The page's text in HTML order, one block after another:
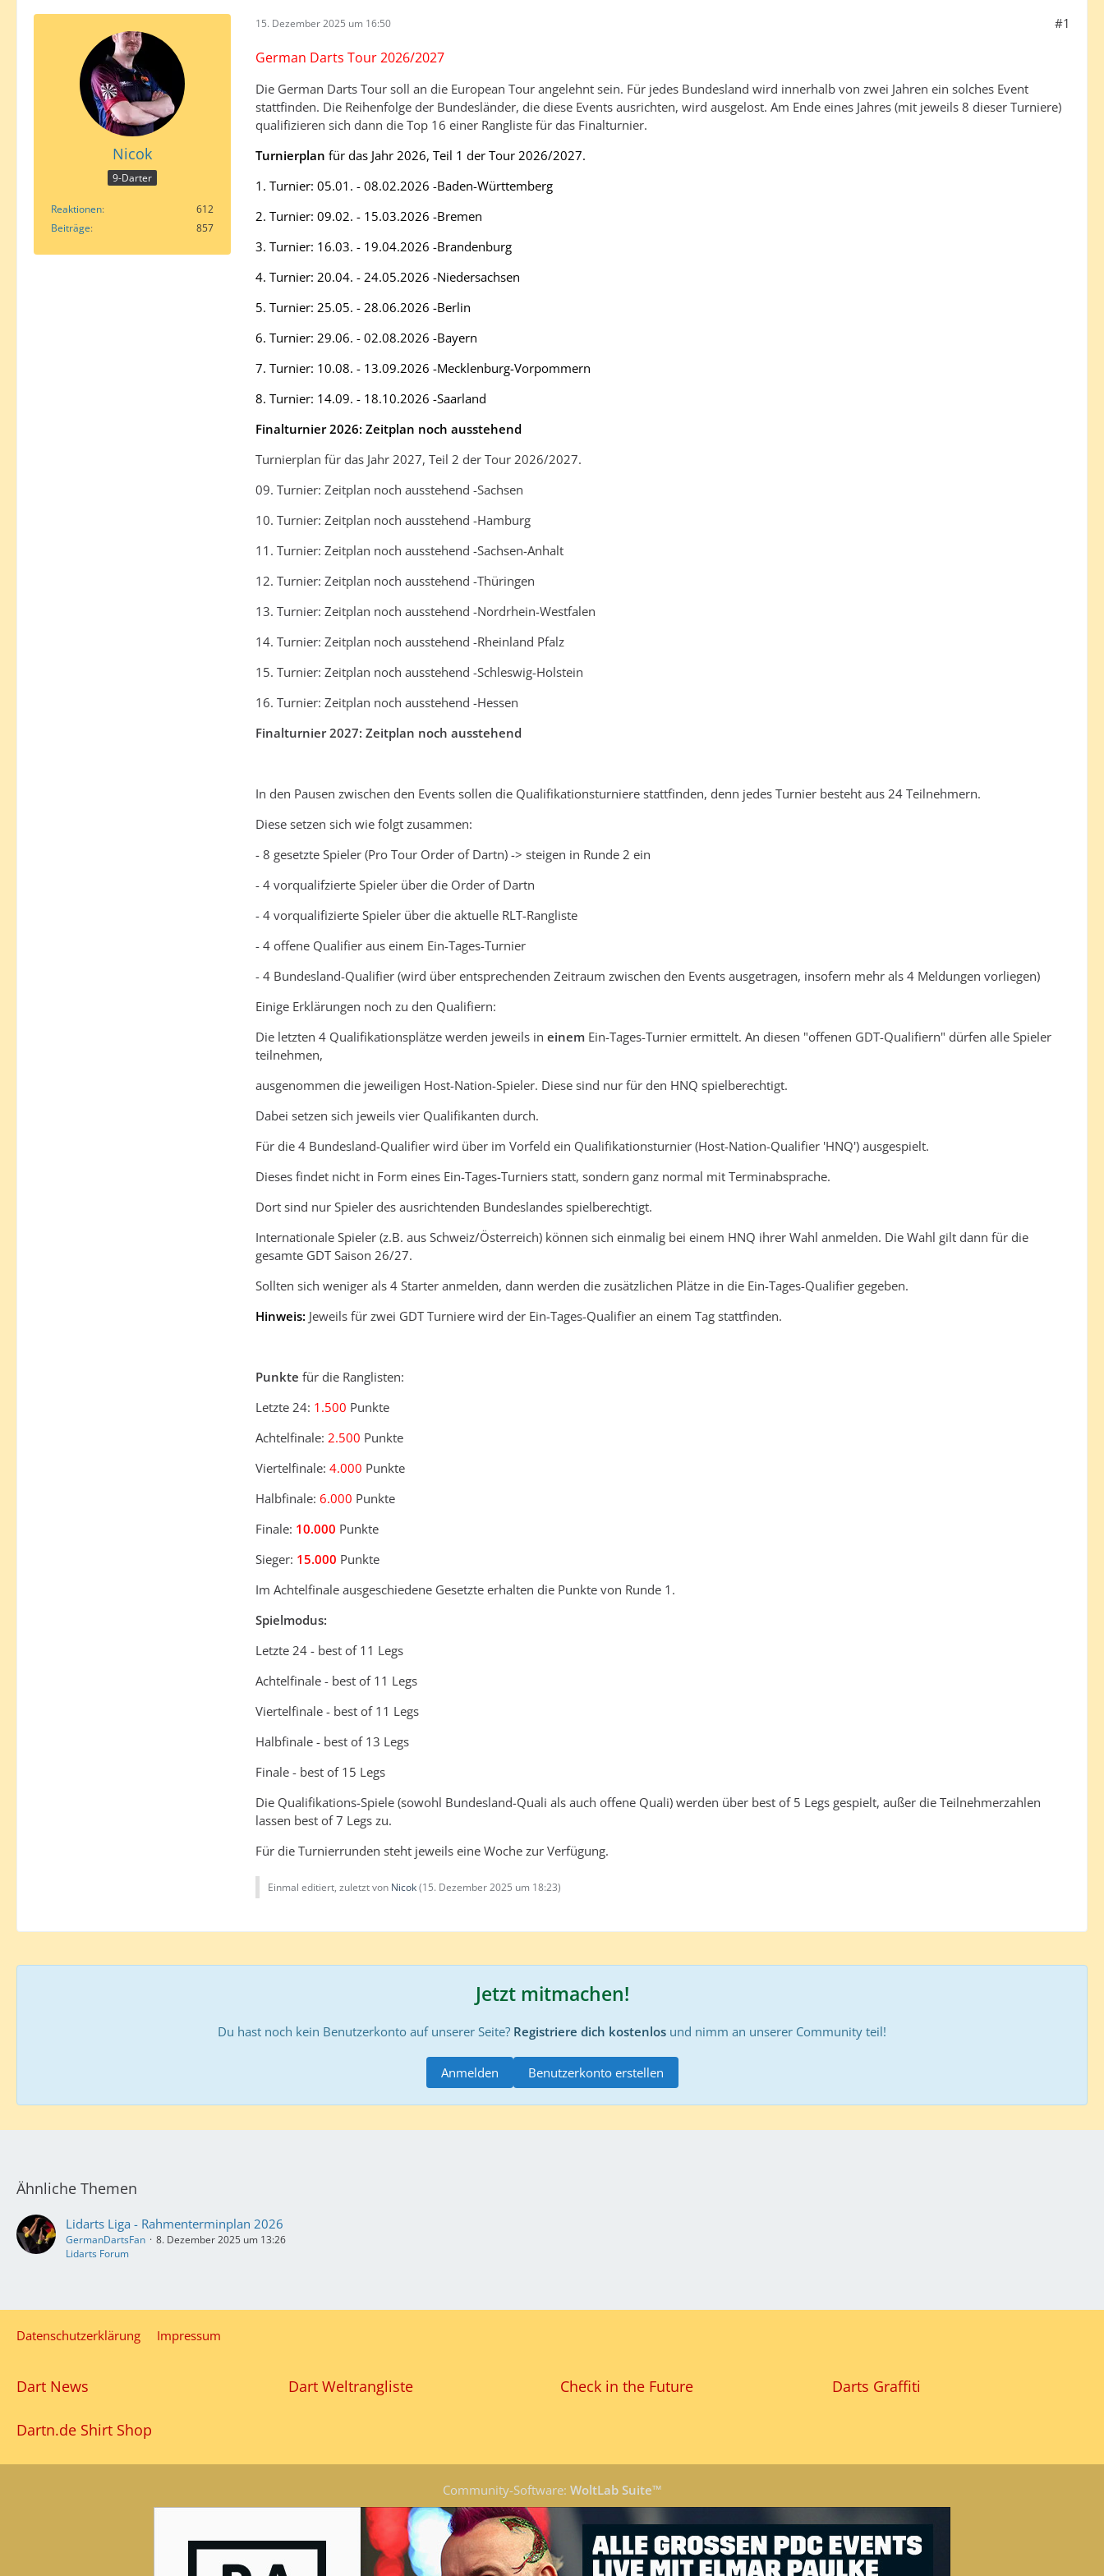
Nicok
9-Darter
Reaktionen
612
Beiträge
857
15. Dezember 2025 um 16:50 #1
German Darts Tour 2026/2027
Die German Darts Tour soll an die European Tour angelehnt sein. Für jedes Bundesland wird innerhalb von zwei Jahren ein solches Event
stattfinden. Die Reihenfolge der Bundesländer, die diese Events ausrichten, wird ausgelost. Am Ende eines Jahres (mit jeweils 8 dieser Turniere)
qualifizieren sich dann die Top 16 einer Rangliste für das Finalturnier.
Turnierplan für das Jahr 2026, Teil 1 der Tour 2026/2027.
1. Turnier: 05.01. - 08.02.2026 -Baden-Württemberg
2. Turnier: 09.02. - 15.03.2026 -Bremen
3. Turnier: 16.03. - 19.04.2026 -Brandenburg
4. Turnier: 20.04. - 24.05.2026 -Niedersachsen
5. Turnier: 25.05. - 28.06.2026 -Berlin
6. Turnier: 29.06. - 02.08.2026 -Bayern
7. Turnier: 10.08. - 13.09.2026 -Mecklenburg-Vorpommern
8. Turnier: 14.09. - 18.10.2026 -Saarland
Finalturnier 2026: Zeitplan noch ausstehend
Turnierplan für das Jahr 2027, Teil 2 der Tour 2026/2027.
09. Turnier: Zeitplan noch ausstehend -Sachsen
10. Turnier: Zeitplan noch ausstehend -Hamburg
11. Turnier: Zeitplan noch ausstehend -Sachsen-Anhalt
12. Turnier: Zeitplan noch ausstehend -Thüringen
13. Turnier: Zeitplan noch ausstehend -Nordrhein-Westfalen
14. Turnier: Zeitplan noch ausstehend -Rheinland Pfalz
15. Turnier: Zeitplan noch ausstehend -Schleswig-Holstein
16. Turnier: Zeitplan noch ausstehend -Hessen
Finalturnier 2027: Zeitplan noch ausstehend
In den Pausen zwischen den Events sollen die Qualifikationsturniere stattfinden, denn jedes Turnier besteht aus 24 Teilnehmern.
Diese setzen sich wie folgt zusammen:
- 8 gesetzte Spieler (Pro Tour Order of Dartn) -> steigen in Runde 2 ein
- 4 vorqualifzierte Spieler über die Order of Dartn
- 4 vorqualifizierte Spieler über die aktuelle RLT-Rangliste
- 4 offene Qualifier aus einem Ein-Tages-Turnier
- 4 Bundesland-Qualifier (wird über entsprechenden Zeitraum zwischen den Events ausgetragen, insofern mehr als 4 Meldungen vorliegen)
Einige Erklärungen noch zu den Qualifiern:
Die letzten 4 Qualifikationsplätze werden jeweils in einem Ein-Tages-Turnier ermittelt. An diesen "offenen GDT-Qualifiern" dürfen alle Spieler
teilnehmen,
ausgenommen die jeweiligen Host-Nation-Spieler. Diese sind nur für den HNQ spielberechtigt.
Dabei setzen sich jeweils vier Qualifikanten durch.
Für die 4 Bundesland-Qualifier wird über im Vorfeld ein Qualifikationsturnier (Host-Nation-Qualifier 'HNQ') ausgespielt.
Dieses findet nicht in Form eines Ein-Tages-Turniers statt, sondern ganz normal mit Terminabsprache.
Dort sind nur Spieler des ausrichtenden Bundeslandes spielberechtigt.
Internationale Spieler (z.B. aus Schweiz/Österreich) können sich einmalig bei einem HNQ ihrer Wahl anmelden. Die Wahl gilt dann für die
gesamte GDT Saison 26/27.
Sollten sich weniger als 4 Starter anmelden, dann werden die zusätzlichen Plätze in die Ein-Tages-Qualifier gegeben.
Hinweis: Jeweils für zwei GDT Turniere wird der Ein-Tages-Qualifier an einem Tag stattfinden.
Punkte für die Ranglisten:
Letzte 24: 1.500 Punkte
Achtelfinale: 2.500 Punkte
Viertelfinale: 4.000 Punkte
Halbfinale: 6.000 Punkte
Finale: 10.000 Punkte
Sieger: 15.000 Punkte
Im Achtelfinale ausgeschiedene Gesetzte erhalten die Punkte von Runde 1.
Spielmodus:
Letzte 24 - best of 11 Legs
Achtelfinale - best of 11 Legs
Viertelfinale - best of 11 Legs
Halbfinale - best of 13 Legs
Finale - best of 15 Legs
Die Qualifikations-Spiele (sowohl Bundesland-Quali als auch offene Quali) werden über best of 5 Legs gespielt, außer die Teilnehmerzahlen
lassen best of 7 Legs zu.
Für die Turnierrunden steht jeweils eine Woche zur Verfügung.
Einmal editiert, zuletzt von Nicok(15. Dezember 2025 um 18:23)
Jetzt mitmachen!
Du hast noch kein Benutzerkonto auf unserer Seite? Registriere dich kostenlos und nimm an unserer Community teil!
Benutzerkonto erstellen
Anmelden
Ähnliche Themen
Lidarts Liga - Rahmenterminplan 2026
GermanDartsFan
8. Dezember 2025 um 13:26
Lidarts Forum
Datenschutzerklärung Impressum
Dart News Dart Weltrangliste Check in the Future Darts Graffiti
Dartn.de Shirt Shop
Community-Software: WoltLab Suite™